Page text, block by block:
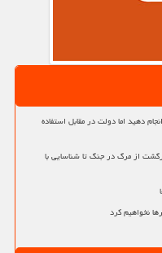
دهید اما دولت در مقابل استفاده
از مرگ در جنگ تا شناسایی با
نخواهیم کرد